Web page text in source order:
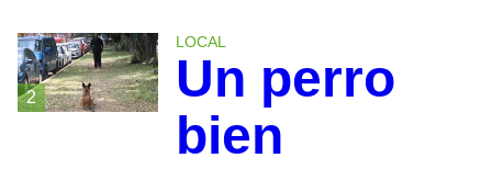
2
LOCAL
Un perro
bien